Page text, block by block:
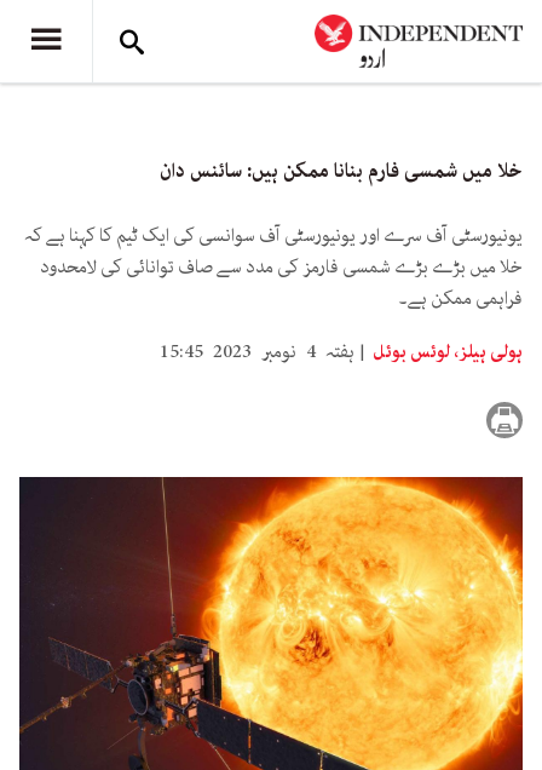
خلا میں شمسی فارم بنانا ممکن ہیں: سائنس دان
یونیورسٹی آف سرے اور یونیورسٹی آف سوانسی کی ایک ٹیم کا کہنا ہے کہ
خلا میں بڑے بڑے شمسی فارمز کی مدد سے صاف توانائی کی لامحدود
فراہمی ممکن ہے۔
ہولی ہیلز، لوئس بوئل
ہفتہ 4 نومبر 2023 15:45